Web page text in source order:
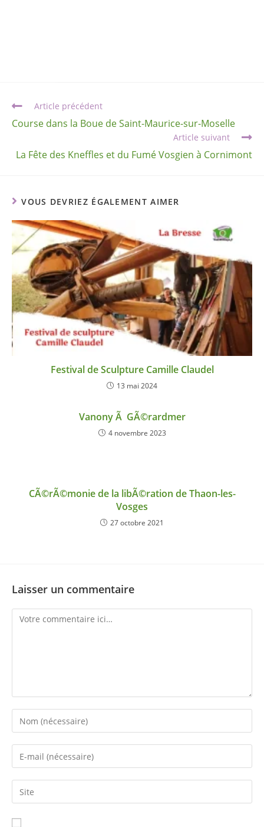
Article précédent
Course dans la Boue de Saint-Maurice-sur-Moselle
Article suivant
La Fête des Kneffles et du Fumé Vosgien à Cornimont
VOUS DEVRIEZ ÉGALEMENT AIMER
Festival de Sculpture Camille Claudel
13 mai 2024
Vanony Ã GÃ©rardmer
4 novembre 2023
CÃ©rÃ©monie de la libÃ©ration de Thaon-les-
Vosges
27 octobre 2021
Laisser un commentaire